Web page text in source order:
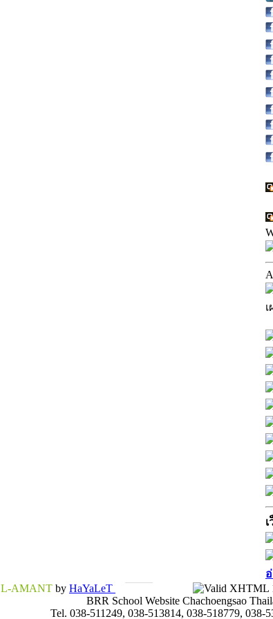
L-AMANT by HaYaLeT
BRR School Website Chachoengsao
Tel. 038-511249, 038-513814, 038-518779, 038-